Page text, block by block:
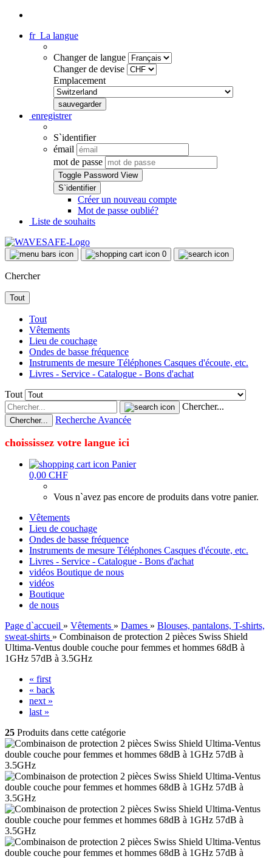
fr La langue
Changer de langue
Changer de devise
Emplacement
enregistrer
S`identifier
émail
mot de passe
Toggle Password View
Créer un nouveau compte
Mot de passe oublié?
Liste de souhaits
0
Chercher
Tout
Tout
Vêtements
Lieu de couchage
Ondes de basse fréquence
Instruments de mesure Téléphones Casques d'écoute, etc.
Livres - Service - Catalogue - Bons d'achat
Tout
Chercher...
Chercher... Recherche Avancée
choississez votre langue ici
Panier
0,00 CHF
Vous n`avez pas encore de produits dans votre panier.
Vêtements
Lieu de couchage
Ondes de basse fréquence
Instruments de mesure Téléphones Casques d'écoute, etc.
Livres - Service - Catalogue - Bons d'achat
vidéos Boutique de nous
vidéos
Boutique
de nous
Page d`accueil » Vêtements » Dames » Blouses, pantalons, T-shirts,
sweat-shirts » Combinaison de protection 2 pièces Swiss Shield
Ultima-Ventus double couche pour femmes et hommes 68dB à
1GHz 57dB à 3.5GHz
« first
« back
next »
last »
25 Produits dans cette catégorie